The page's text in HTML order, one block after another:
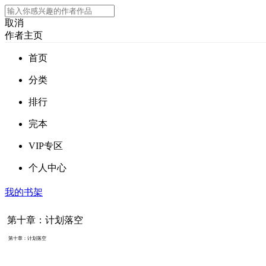
取消
作者主页
首页
分类
排行
完本
VIP专区
个人中心
我的书架
第十章：计划落空
第十章：计划落空